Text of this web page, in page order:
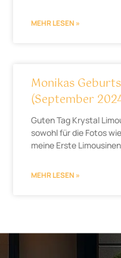
MEHR LESEN »
Monikas
(September
Guten Tag Krystal
sowohl für die Fotos
meine Erste
MEHR LESEN »